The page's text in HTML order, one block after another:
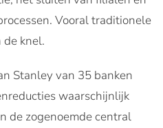
Vooral traditionele
de knel.
Stanley van 35 banken
waarschijnlijk
de zogenoemde central